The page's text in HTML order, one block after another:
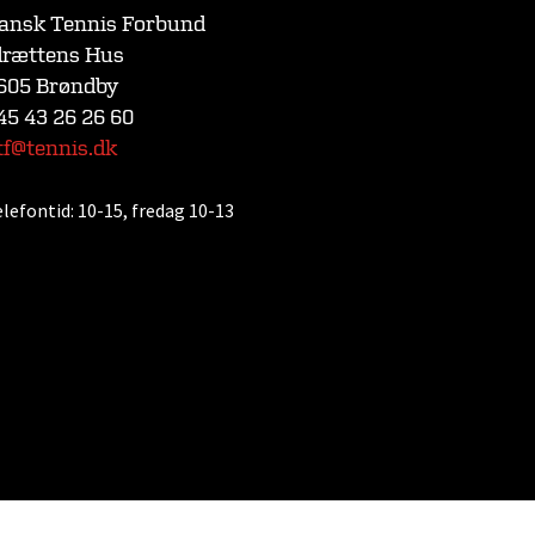
Tennis Forbund
Hus
Brøndby
43 26 26 60
10-15, fredag 10-13